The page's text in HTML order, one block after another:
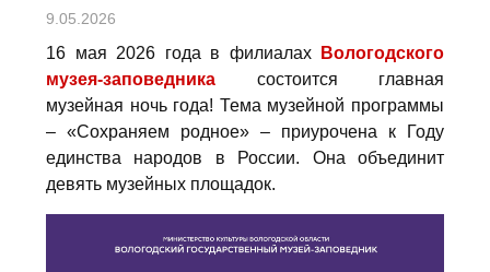
9.05.2026
16 мая 2026 года в филиалах
Вологодского
музея-заповедника состоится главная
музейная ночь года! Тема музейной программы
– «Сохраняем родное» – приурочена к Году
единства народов в России. Она объединит
девять музейных площадок.